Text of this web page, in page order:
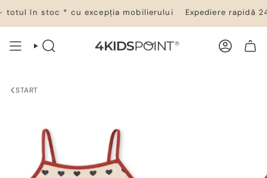
la
conținut
în stoc * cu excepția mobilierului Expediere rapidă
CĂUTARE CONT
START